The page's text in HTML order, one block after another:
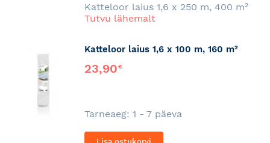
Katteloor laius 1,6 x 250 m, 400 m²
Tutvu lähemalt
Katteloor laius 1,6 x 100 m, 160 m²
23,90€
Tarneaeg: 1 - 7 päeva